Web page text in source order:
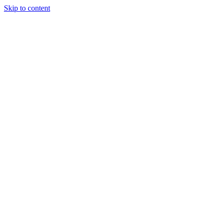
Skip to content